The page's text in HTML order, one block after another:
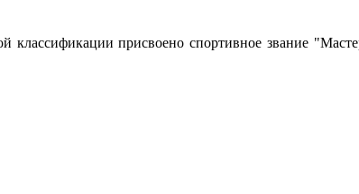
классификации присвоено спортивное звание